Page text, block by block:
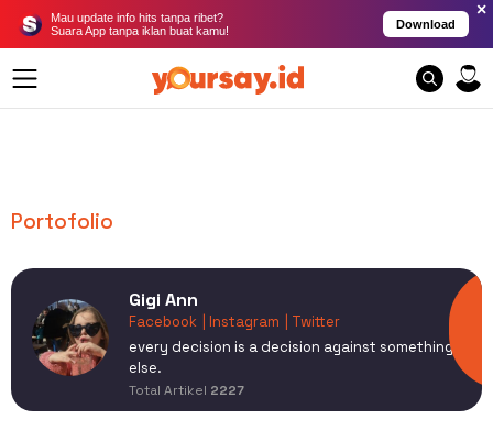
Mau update info hits tanpa ribet?
Suara App tanpa iklan buat kamu!
Download
×
Portofolio
Gigi Ann
Facebook | Instagram
| Twitter
every decision is a decision against something
else.
Total Artikel 2227